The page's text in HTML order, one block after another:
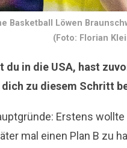
Basketball Löwen
(Foto: Florian
du in die USA, hast
zu diesem Schritt
Erstens
mal einen Plan B zu